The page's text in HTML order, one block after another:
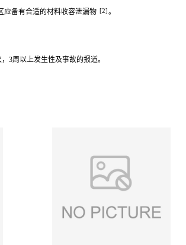
应备有合适的材料收容泄漏物 [2]。
3周以上发生性及事故的报道。